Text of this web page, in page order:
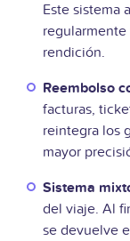
Este sistema
regularmente
rendición.
Reembolso
facturas,
reintegra los
mayor
Sistema
del viaje. Al
se devuelve